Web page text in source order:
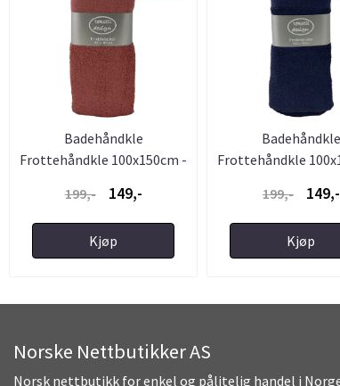
Badehåndkle
Frottehåndkle 100x150cm -
199,- 149,-
Kjøp
Badehåndkle
Frottehåndkle
199,- 149,-
Kjøp
Norske Nettbutikker AS
Norsk nettbutikk for enkel og pålitelig handel i